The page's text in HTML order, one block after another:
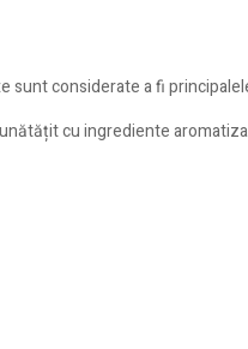
sunt considerate a fi
cu ingrediente